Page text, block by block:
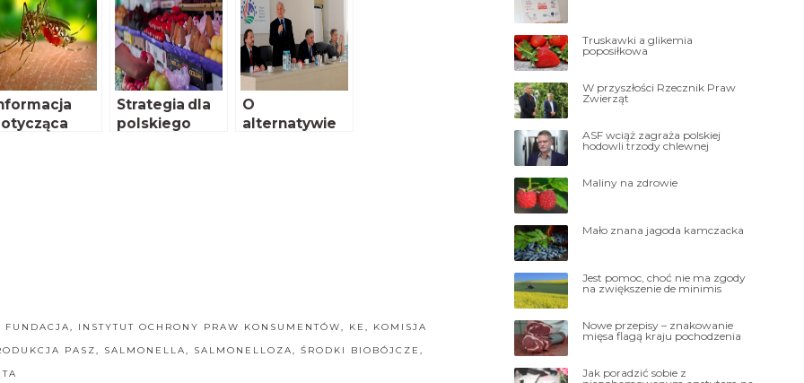
Strategia dla
polskiego
O
alternatywie
FUNDACJA, INSTYTUT OCHRONY PRAW KONSUMENTÓW, KE , KOMISJA
PASZ, SALMONELLA, SALMONELLOZA, ŚRODKI BIOBÓJCZE ,
Truskawki a glikemia
poposiłkowa
W przyszłości Rzecznik Praw
Zwierząt
ASF wciąż zagraża polskiej
hodowli trzody chlewnej
Maliny na zdrowie
Mało znana jagoda kamczacka
Jest pomoc, choć nie ma zgody
na zwiększenie de minimis
Nowe przepisy – znakowanie
mięsa flagą kraju pochodzenia
Jak poradzić sobie z